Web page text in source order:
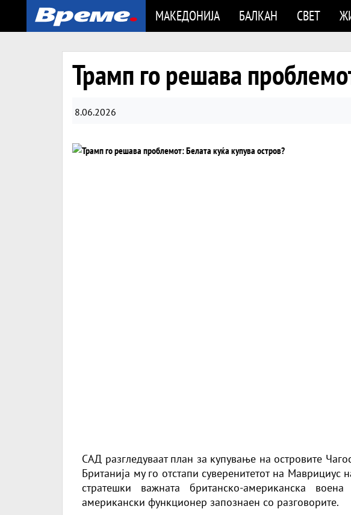
МАКЕДОНИЈА БАЛКАН СВЕТ
Трамп го решава
8.06.2026
САД разгледуваат план за купување на островите
Британија му го отстапи суверенитетот на Маврициус
стратешки важната британско-американска воена
американски функционер запознаен со разговорите.